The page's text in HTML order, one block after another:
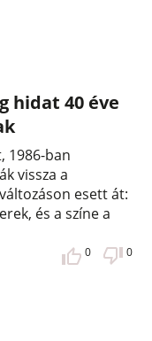
hidat 40 éve
1986-ban
vissza a
esett át:
és a színe a
0 0